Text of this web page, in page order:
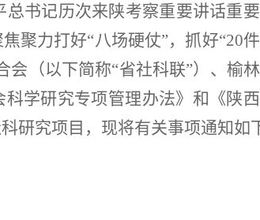
书记历次来陕考察重要讲话重
聚力打好“八场硬仗”，抓好“20
会 （以下简称“省社科联”） 、榆
学研究专项管理办法》和《陕
研究项目，现将有关事项通知如